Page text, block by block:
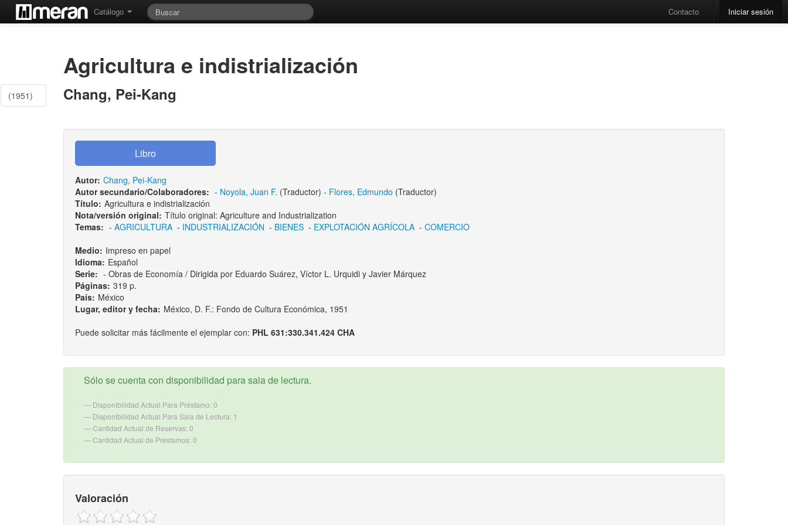
Catálogo Contacto Iniciar sesión
(1951)
Agricultura e indistrialización
Chang, Pei-Kang
Autor: Chang, Pei-Kang
Autor secundario/Colaboradores: - Noyola, Juan F. (Traductor) - Flores, Edmundo (Traductor)
Título: Agricultura e indistrialización
Nota/versión original: Título original: Agriculture and Industrialization
Temas: - AGRICULTURA- INDUSTRIALIZACIÓN - BIENES- EXPLOTACIÓN AGRÍCOLA- COMERCIO
Medio: Impreso en papel
Idioma: Español
Serie: - Obras de Economía / Dirigida por Eduardo Suárez, Víctor L. Urquidi y Javier Márquez
Páginas: 319 p.
País: México
Lugar, editor y fecha: México, D. F.: Fondo de Cultura Económica, 1951
Puede solicitar más fácilmente el ejemplar con: PHL 631:330.341.424 CHA
Sólo se cuenta con disponibilidad para sala de lectura.
Disponibilidad Actual Para Préstamo: 0
Disponibilidad Actual Para Sala de Lectura: 1
Cantidad Actual de Reservas: 0
Cantidad Actual de Préstamos: 0
Valoración